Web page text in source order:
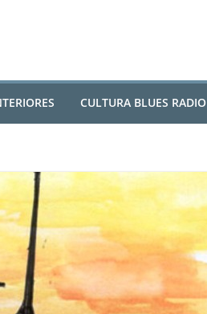
CULTURA BLUES RADIO